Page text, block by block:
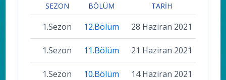
SEZON BÖLÜM TARIH
1.Sezon 12.Bölüm 28 Haziran 2021
1.Sezon 11.Bölüm 21 Haziran 2021
1.Sezon 10.Bölüm 14 Haziran 2021